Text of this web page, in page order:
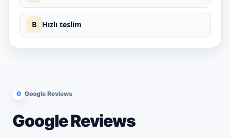
B Hızlı teslim
G Google Reviews
Google Reviews